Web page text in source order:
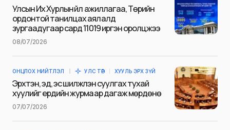
тэмдэглэсэн
Сэтгэгдэл*
Name
Улсын Их Хурлын үйл ажиллагаа, Төрийн
ордонтой танилцах аялалд
зургаадугаар сард 11019 иргэн оролцжээ
08/07/2026
ОНЦЛОХ НИЙТЛЭЛ УЛС ТӨР ХУУЛЬ ЭРХ ЗҮЙ
Эрхтэн, эд, эс шилжүүлэн суулгах тухай
хуулийг ердийн журмаар дагаж мөрдөнө
07/07/2026